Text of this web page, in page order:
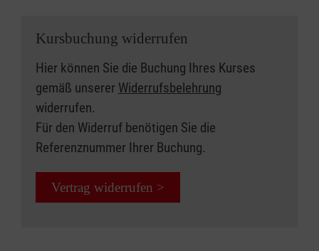
Kursbuchung widerrufen
Hier können Sie die Buchung Ihres Kurses
gemäß unserer Widerrufsbelehrung
widerrufen.
Für den Widerruf benötigen Sie die
Referenznummer Ihrer Buchung.
Vertrag widerrufen >